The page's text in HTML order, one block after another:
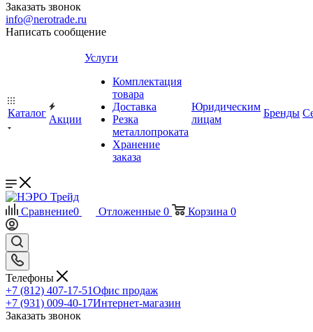
Заказать звонок
info@nerotrade.ru
Написать сообщение
Каталог
Акции
Услуги
Комплектация
товара
Доставка
Резка
металлопроката
Хранение
заказа
Юридическим
лицам
Бренды
Сравнение0 Отложенные 0 Корзина 0
Телефоны
+7 (812) 407-17-51Офис продаж
+7 (931) 009-40-17Интернет-магазин
Заказать звонок